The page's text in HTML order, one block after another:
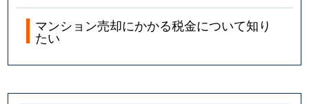
マンション売却にかかる税金について知り
たい